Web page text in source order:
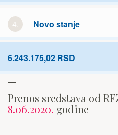
4. Novo stanje
6.243.175,02 RSD
Prenos sredstava od
8.06.2020. godine